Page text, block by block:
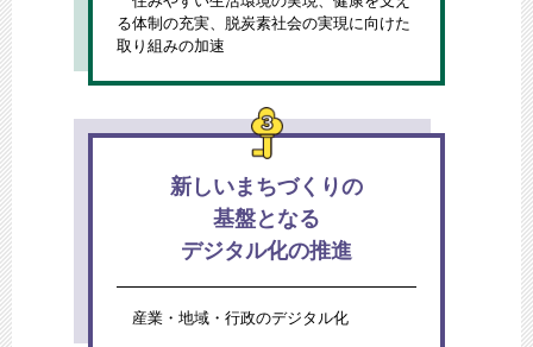
る体制の充実、脱炭素社会の実現に向けた
取り組みの加速
新しいまちづくりの
基盤となる
デジタル化の推進
産業・地域・行政のデジタル化